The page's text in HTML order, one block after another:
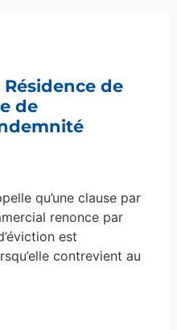
de
de
qu’une clause par
renonce par
est
contrevient au